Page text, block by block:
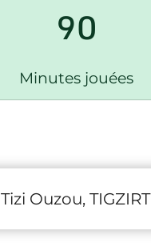
90
Minutes jouées
Tizi Ouzou, TIGZIRT